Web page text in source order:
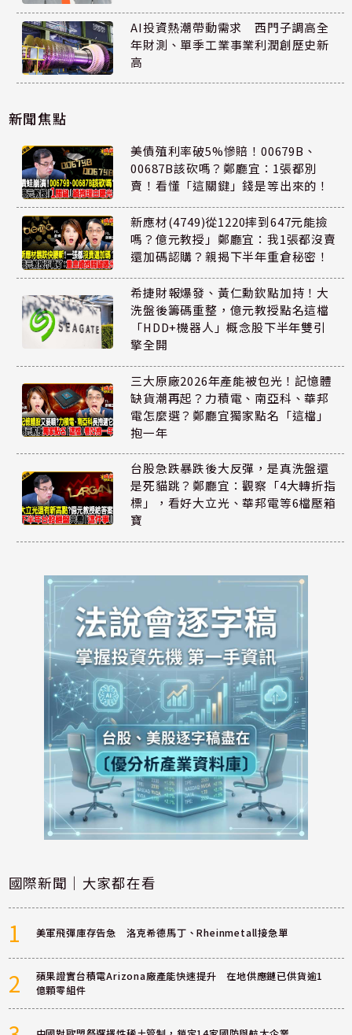
AI投資熱潮帶動需求 西門子調高全
年財測、單季工業事業利潤創歷史新
高
新聞焦點
美債殖利率破5%慘賠！00679B、
00687B該砍嗎？鄭廳宜：1張都別
賣！看懂「這關鍵」錢是等出來的！
新應材(4749)從1220摔到647元能撿
嗎？億元教授」鄭廳宜：我1張都沒賣
還加碼認購？親揭下半年重倉秘密！
希捷財報爆發、黃仁勳欽點加持！大
洗盤後籌碼重整，億元教授點名這檔
「HDD+機器人」概念股下半年雙引
擎全開
三大原廠2026年產能被包光！記憶體
缺貨潮再起？力積電、南亞科、華邦
電怎麼選？鄭廳宜獨家點名「這檔」
抱一年
台股急跌暴跌後大反彈，是真洗盤還
是死貓跳？鄭廳宜：觀察「4大轉折指
標」，看好大立光、華邦電等6檔壓箱
寶
國際新聞｜大家都在看
1 美軍飛彈庫存告急 洛克希德馬丁、Rheinmetall接急單
2
蘋果證實台積電Arizona廠產能快速提升 在地供應鏈已供貨逾1
億顆零組件